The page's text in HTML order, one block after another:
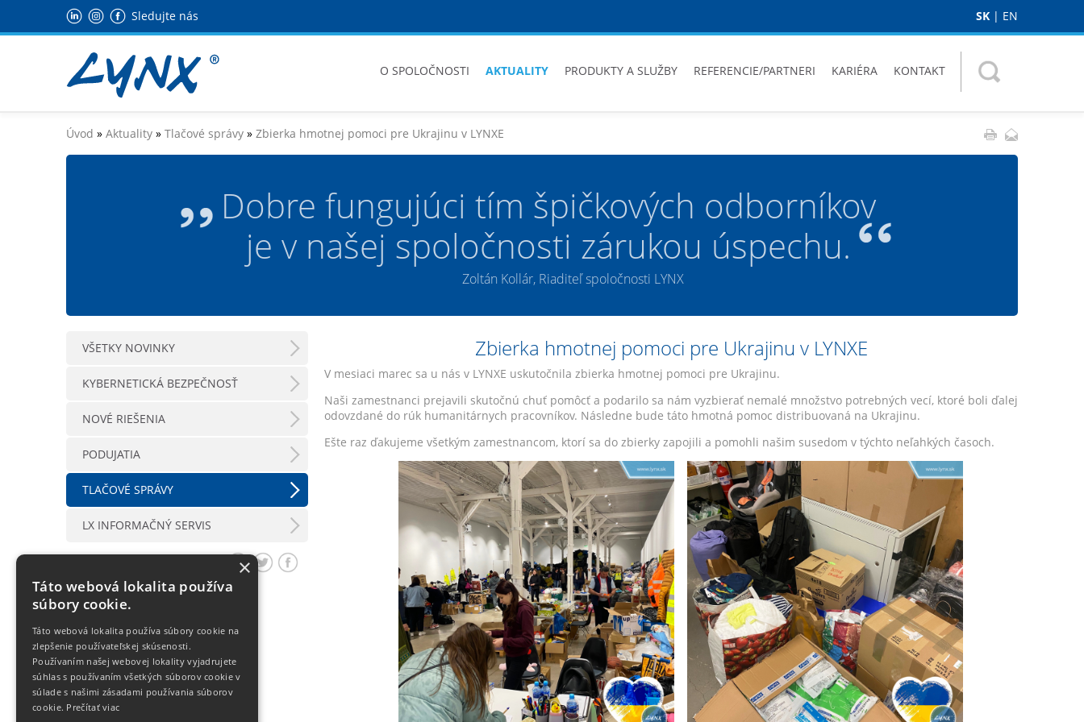
Sledujte nás SK | EN
O SPOLOČNOSTI AKTUALITY PRODUKTY A SLUŽBY REFERENCIE/PARTNERI KARIÉRA KONTAKT
Úvod » Aktuality » Tlačové správy » Zbierka hmotnej pomoci pre Ukrajinu v LYNXE
Dobre fungujúci tím špičkových odborníkov
je v našej spoločnosti zárukou úspechu.
Zoltán Kollár, Riaditeľ spoločnosti LYNX
Zbierka hmotnej pomoci pre Ukrajinu v LYNXE
V mesiaci marec sa u nás v LYNXE uskutočnila zbierka hmotnej pomoci pre Ukrajinu.
Naši zamestnanci prejavili skutočnú chuť pomôcť a podarilo sa nám vyzbierať nemalé množstvo potrebných vecí, ktoré boli ďalej
odovzdané do rúk humanitárnych pracovníkov. Následne bude táto hmotná pomoc distribuovaná na Ukrajinu.
Ešte raz ďakujeme všetkým zamestnancom, ktorí sa do zbierky zapojili a pomohli našim susedom v týchto neľahkých časoch.
VŠETKY NOVINKY
KYBERNETICKÁ BEZPEČNOSŤ
NOVÉ RIEŠENIA
PODUJATIA
TLAČOVÉ SPRÁVY
LX INFORMAČNÝ SERVIS
×
Táto webová lokalita používa
súbory cookie.
Táto webová lokalita používa súbory cookie na
zlepšenie používateľskej skúsenosti.
Používaním našej webovej lokality vyjadrujete
súhlas s používaním všetkých súborov cookie v
súlade s našimi zásadami používania súborov
cookie. Prečítať viac